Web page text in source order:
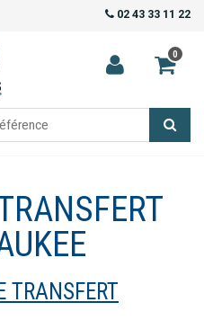
02 43 33 11 22
0
TRANSFERT